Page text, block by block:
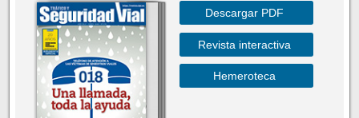
Descargar PDF
Revista interactiva
Hemeroteca